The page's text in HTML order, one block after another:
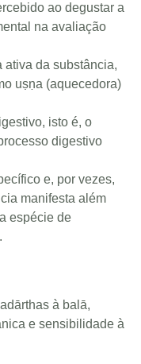
ao degustar a
na avaliação
ativa da substância,
uṣṇa (aquecedora)
isto é, o
digestivo
e, por vezes,
manifesta além
espécie de
à balā,
e sensibilidade à